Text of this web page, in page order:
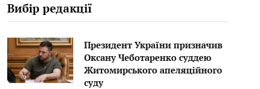
Вибір редакції
Президент України призначив
Оксану Чеботаренко суддею
Житомирського апеляційного
суду